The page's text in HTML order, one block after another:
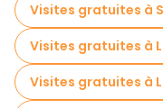
Visites gratuites à
Visites gratuites à
Visites gratuites à
Visites gratuites à
Visites gratuites à